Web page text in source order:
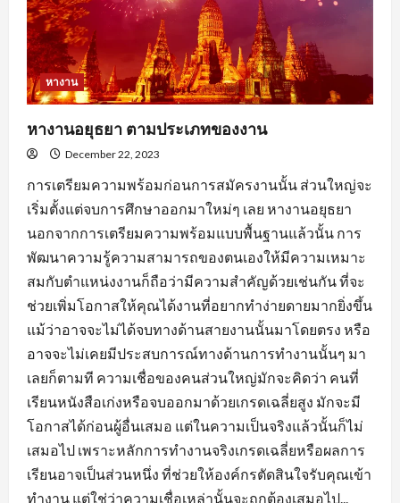
งาน
หรือ
หางาน
หางานอยุธยา ตามประเภทของงาน
December 22, 2023
การเตรียมความพร้อมก่อนการสมัครงานนั้น ส่วนใหญ่จะ
เริ่มตั้งแต่จบการศึกษาออกมาใหม่ๆ เลย หางานอยุธยา
นอกจากการเตรียมความพร้อมแบบพื้นฐานแล้วนั้น การ
พัฒนาความรู้ความสามารถของตนเองให้มีความเหมาะ
สมกับตำแหน่งงานก็ถือว่ามีความสำคัญด้วยเช่นกัน ที่จะ
ช่วยเพิ่มโอกาสให้คุณได้งานที่อยากทำง่ายดายมากยิ่งขึ้น
แม้ว่าอาจจะไม่ได้จบทางด้านสายงานนั้นมาโดยตรง หรือ
อาจจะไม่เคยมีประสบการณ์ทางด้านการทำงานนั้นๆ มา
เลยก็ตามที ความเชื่อของคนส่วนใหญ่มักจะคิดว่า คนที่
เรียนหนังสือเก่งหรือจบออกมาด้วยเกรดเฉลี่ยสูง มักจะมี
โอกาสได้ก่อนผู้อื่นเสมอ แต่ในความเป็นจริงแล้วนั้นก็ไม่
เสมอไป เพราะหลักการทำงานจริงเกรดเฉลี่ยหรือผลการ
เรียนอาจเป็นส่วนหนึ่ง ที่ช่วยให้องค์กรตัดสินใจรับคุณเข้า
ทำงาน แต่ใช่ว่าความเชื่อเหล่านั้นจะถูกต้องเสมอไป...